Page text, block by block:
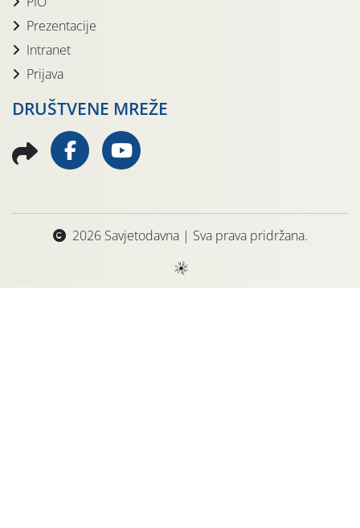
Prezentacije
Intranet
Prijava
DRUŠTVENE MREŽE
2026 Savjetodavna | Sva prava pridržana.